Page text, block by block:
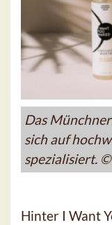
Das
sich auf
spezialisiert.
Hinter I Want